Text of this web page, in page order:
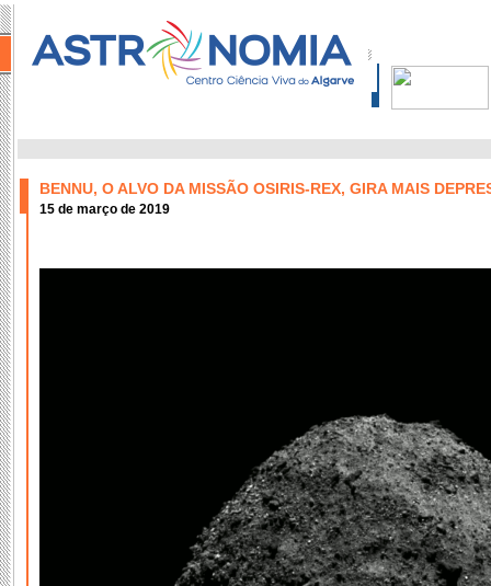
BENNU, O ALVO DA MISSÃO OSIRIS-REX, GIRA MAIS
15 de março de 2019